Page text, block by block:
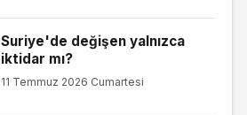
Suriye'de değişen yalnızca
iktidar mı?
11 Temmuz 2026 Cumartesi